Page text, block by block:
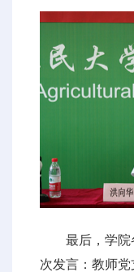
最后，学院
次发言：教师